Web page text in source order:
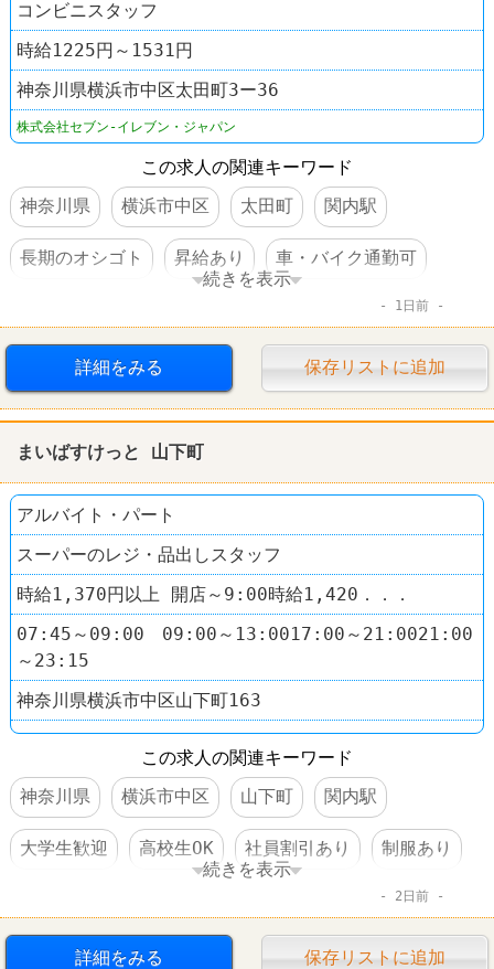
コンビニスタッフ
時給1225円～1531円
神奈川県横浜市中区太田町3ー36
株式会社セブン-イレブン・ジャパン
この求人の関連キーワード
神奈川県
横浜市中区 太田町 関内駅
長期のオシゴト 昇給あり 車・バイク通勤可
続きを表示
1日前
詳細をみる 保存リストに追加
まいばすけっと 山下町
アルバイト・パート
スーパーのレジ・品出しスタッフ
時給1,370円以上 開店～9:00時給1,420．．．
07:45～09:00 09:00～13:0017:00～21:0021:00
～23:15
神奈川県横浜市中区山下町163
この求人の関連キーワード
神奈川県
横浜市中区 山下町 関内駅
大学生歓迎 高校生OK 社員割引あり 制服あり
スーパー
まいばすけっと
続きを表示
2日前
詳細をみる 保存リストに追加